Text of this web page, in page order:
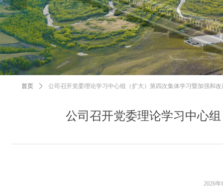
公司召开党委理论学习中心
首页 ꄲ 公司召开党委理论学习中心组（扩大）第四次集体学习暨加强和
2026